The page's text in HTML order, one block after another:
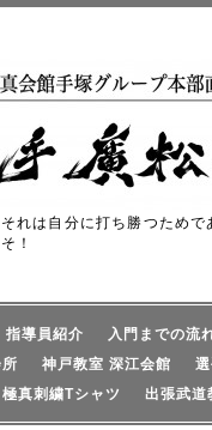
れは自分に打ち勝つため
！
指導員紹介 入門までの流
神戸教室 深江会館
真刺繍Tシャツ 出張武道